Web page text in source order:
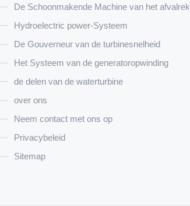
De Schoonmakende Machine van het afvalrek
Hydroelectric power-Systeem
De Gouverneur van de turbinesnelheid
Het Systeem van de generatoropwinding
de delen van de waterturbine
over ons
Neem contact met ons op
Privacybeleid
Sitemap